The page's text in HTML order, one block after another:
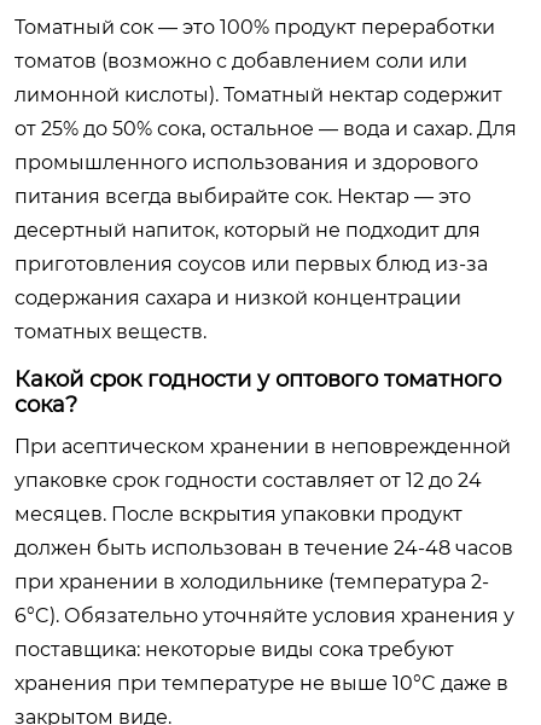
Томатный сок — это 100% продукт переработки
томатов (возможно с добавлением соли или
лимонной кислоты). Томатный нектар содержит
от 25% до 50% сока, остальное — вода и сахар. Для
промышленного использования и здорового
питания всегда выбирайте сок. Нектар — это
десертный напиток, который не подходит для
приготовления соусов или первых блюд из-за
содержания сахара и низкой концентрации
томатных веществ.
Какой срок годности у оптового томатного
сока?
При асептическом хранении в неповрежденной
упаковке срок годности составляет от 12 до 24
месяцев. После вскрытия упаковки продукт
должен быть использован в течение 24-48 часов
при хранении в холодильнике (температура 2-
6°C). Обязательно уточняйте условия хранения у
поставщика: некоторые виды сока требуют
хранения при температуре не выше 10°C даже в
закрытом виде.